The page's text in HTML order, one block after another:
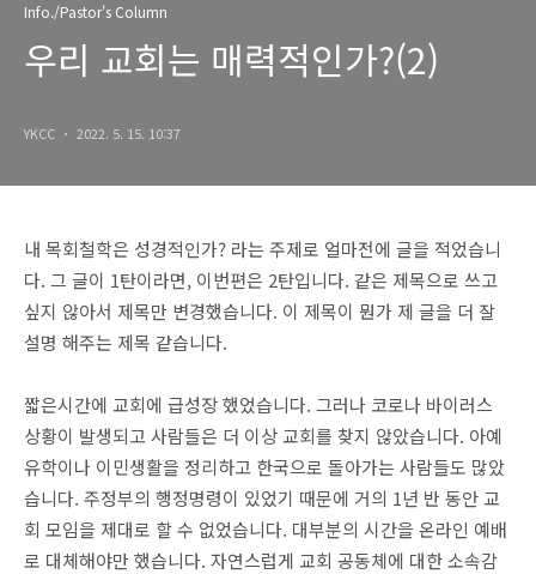
Info./Pastor's Column
우리 교회는 매력적인가?(2)
YKCC 2022. 5. 15. 10:37
내 목회철학은 성경적인가? 라는 주제로 얼마전에 글을 적었습니
다. 그 글이 1탄이라면, 이번편은 2탄입니다. 같은 제목으로 쓰고
싶지 않아서 제목만 변경했습니다. 이 제목이 뭔가 제 글을 더 잘
설명 해주는 제목 같습니다.
짧은시간에 교회에 급성장 했었습니다. 그러나 코로나 바이러스
상황이 발생되고 사람들은 더 이상 교회를 찾지 않았습니다. 아예
유학이나 이민생활을 정리하고 한국으로 돌아가는 사람들도 많았
습니다. 주정부의 행정명령이 있었기 때문에 거의 1년 반 동안 교
회 모임을 제대로 할 수 없었습니다. 대부분의 시간을 온라인 예배
로 대체해야만 했습니다. 자연스럽게 교회 공동체에 대한 소속감